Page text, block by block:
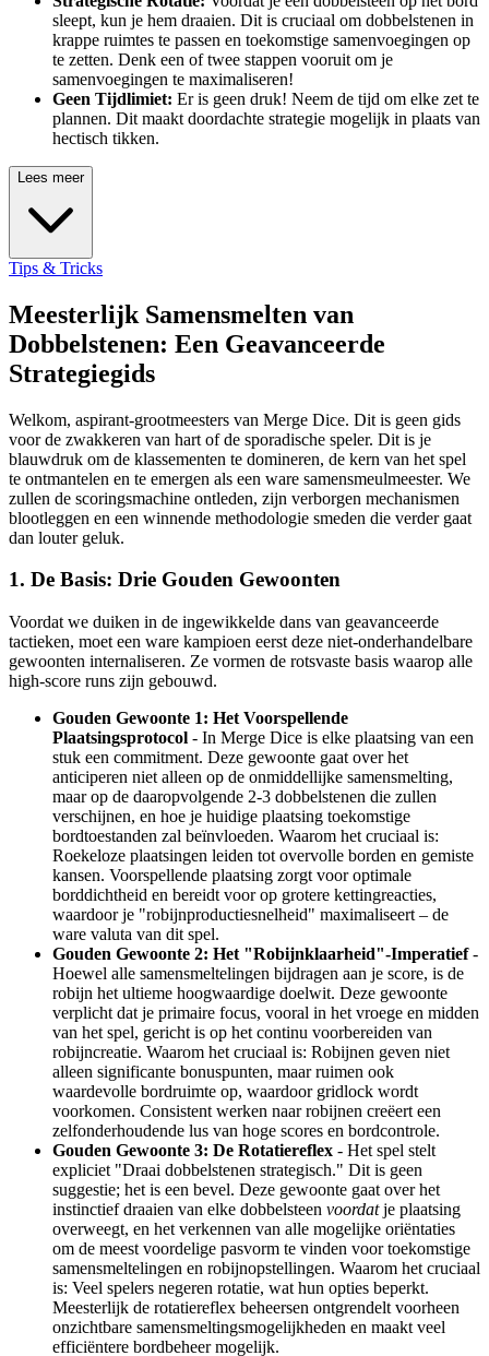
sleept, kun je hem draaien. Dit is cruciaal om dobbelstenen in
krappe ruimtes te passen en toekomstige samenvoegingen op
te zetten. Denk een of twee stappen vooruit om je
samenvoegingen te maximaliseren!
Geen Tijdlimiet: Er is geen druk! Neem de tijd om elke zet te
plannen. Dit maakt doordachte strategie mogelijk in plaats van
hectisch tikken.
Lees meer
Tips & Tricks
Meesterlijk Samensmelten van
Dobbelstenen: Een Geavanceerde
Strategiegids
Welkom, aspirant-grootmeesters van Merge Dice. Dit is geen gids
voor de zwakkeren van hart of de sporadische speler. Dit is je
blauwdruk om de klassementen te domineren, de kern van het spel
te ontmantelen en te emergen als een ware samensmeulmeester. We
zullen de scoringsmachine ontleden, zijn verborgen mechanismen
blootleggen en een winnende methodologie smeden die verder gaat
dan louter geluk.
1. De Basis: Drie Gouden Gewoonten
Voordat we duiken in de ingewikkelde dans van geavanceerde
tactieken, moet een ware kampioen eerst deze niet-onderhandelbare
gewoonten internaliseren. Ze vormen de rotsvaste basis waarop alle
high-score runs zijn gebouwd.
Gouden Gewoonte 1: Het Voorspellende
Plaatsingsprotocol - In Merge Dice is elke plaatsing van een
stuk een commitment. Deze gewoonte gaat over het
anticiperen niet alleen op de onmiddellijke samensmelting,
maar op de daaropvolgende 2-3 dobbelstenen die zullen
verschijnen, en hoe je huidige plaatsing toekomstige
bordtoestanden zal beïnvloeden. Waarom het cruciaal is:
Roekeloze plaatsingen leiden tot overvolle borden en gemiste
kansen. Voorspellende plaatsing zorgt voor optimale
borddichtheid en bereidt voor op grotere kettingreacties,
waardoor je "robijnproductiesnelheid" maximaliseert – de
ware valuta van dit spel.
Gouden Gewoonte 2: Het "Robijnklaarheid"-Imperatief-
Hoewel alle samensmeltelingen bijdragen aan je score, is de
robijn het ultieme hoogwaardige doelwit. Deze gewoonte
verplicht dat je primaire focus, vooral in het vroege en midden
van het spel, gericht is op het continu voorbereiden van
robijncreatie. Waarom het cruciaal is: Robijnen geven niet
alleen significante bonuspunten, maar ruimen ook
waardevolle bordruimte op, waardoor gridlock wordt
voorkomen. Consistent werken naar robijnen creëert een
zelfonderhoudende lus van hoge scores en bordcontrole.
Gouden Gewoonte 3: De Rotatiereflex - Het spel stelt
expliciet "Draai dobbelstenen strategisch." Dit is geen
suggestie; het is een bevel. Deze gewoonte gaat over het
instinctief draaien van elke dobbelsteen voordatje plaatsing
overweegt, en het verkennen van alle mogelijke oriëntaties
om de meest voordelige pasvorm te vinden voor toekomstige
samensmeltelingen en robijnopstellingen. Waarom het cruciaal
is: Veel spelers negeren rotatie, wat hun opties beperkt.
Meesterlijk de rotatiereflex beheersen ontgrendelt voorheen
onzichtbare samensmeltingsmogelijkheden en maakt veel
efficiëntere bordbeheer mogelijk.